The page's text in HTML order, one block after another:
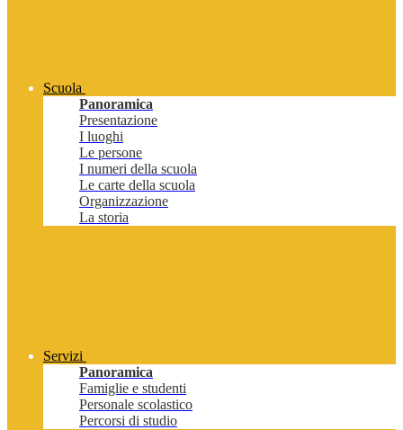
Scuola
Panoramica
Presentazione
I luoghi
Le persone
I numeri della scuola
Le carte della scuola
Organizzazione
La storia
Servizi
Panoramica
Famiglie e studenti
Personale scolastico
Percorsi di studio